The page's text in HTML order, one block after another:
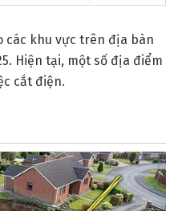
các khu vực trên địa bàn
Hiện tại, một số địa điểm
cắt điện.